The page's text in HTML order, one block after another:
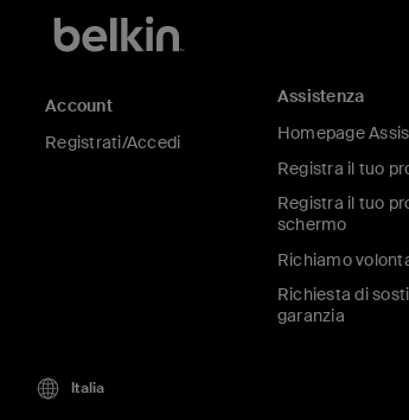
Account
Registrati/Accedi
Assistenza
Homepage
Registra il tuo
Registra il tuo
schermo
Richiamo
Richiesta di
garanzia
Italia